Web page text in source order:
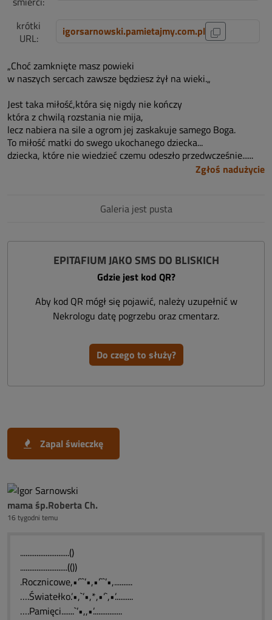
krótki
URL:
igorsarnowski.pamietajmy.com.pl
„Choć zamknięte masz powieki
w naszych sercach zawsze będziesz żył na wieki.„
Jest taka miłość,która się nigdy nie kończy
która z chwilą rozstania nie mija,
lecz nabiera na sile a ogrom jej zaskakuje samego Boga.
To miłość matki do swego ukochanego dziecka...
dziecka, które nie wiedzieć czemu odeszło przedwcześnie......
Zgłoś nadużycie
Galeria jest pusta
EPITAFIUM JAKO SMS DO BLISKICH
Gdzie jest kod QR?
Aby kod QR mógł się pojawić, należy uzupełnić w
Nekrologu datę pogrzebu oraz cmentarz.
Do czego to służy?
Zapal świeczkę
mama śp.Roberta Ch.
16 tygodni temu
...........................()
..........................(())
.Rocznicowe,•’``’•,•’``’•,..........
….Światełko.’•,`’•,*,•’`,•’..........
….Pamięci.......`’•,,•’................